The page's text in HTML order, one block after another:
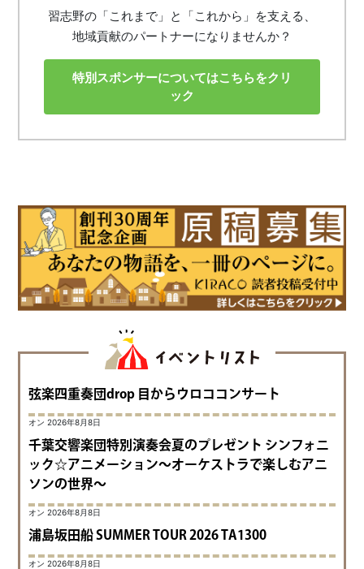
習志野の「これまで」と「これから」を支える、
地域貢献のパートナーになりませんか？
特別スポンサーについてはこちらをクリ
ック
弦楽四重奏団drop 目からウロココンサート
オン 2026年8月8日
千葉交響楽団特別演奏会夏のプレゼント シンフォニ
ック☆アニメーション～オーケストラで楽しむアニ
ソンの世界～
オン 2026年8月8日
浦島坂田船 SUMMER TOUR 2026 TA1300
オン 2026年8月8日